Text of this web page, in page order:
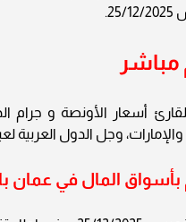
مباشر
أسعار الأونصة و جرام
الدول العربية لعيارات: 18, 20, 21, 22 و
المال في عمان